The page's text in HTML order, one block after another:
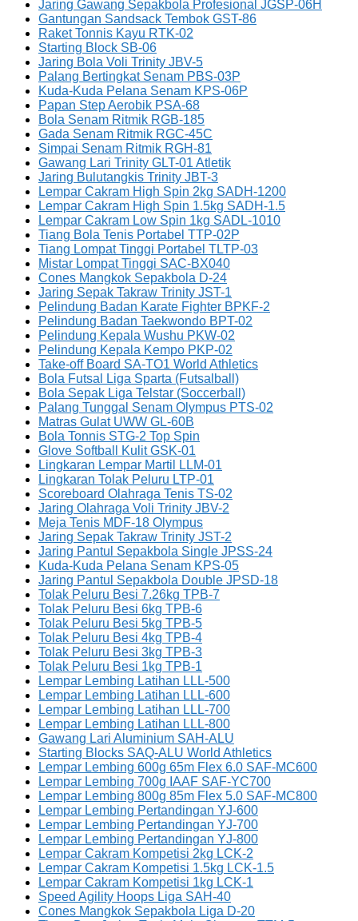
Jaring Gawang Sepakbola Profesional JGSP-06H
Gantungan Sandsack Tembok GST-86
Raket Tonnis Kayu RTK-02
Starting Block SB-06
Jaring Bola Voli Trinity JBV-5
Palang Bertingkat Senam PBS-03P
Kuda-Kuda Pelana Senam KPS-06P
Papan Step Aerobik PSA-68
Bola Senam Ritmik RGB-185
Gada Senam Ritmik RGC-45C
Simpai Senam Ritmik RGH-81
Gawang Lari Trinity GLT-01 Atletik
Jaring Bulutangkis Trinity JBT-3
Lempar Cakram High Spin 2kg SADH-1200
Lempar Cakram High Spin 1.5kg SADH-1.5
Lempar Cakram Low Spin 1kg SADL-1010
Tiang Bola Tenis Portabel TTP-02P
Tiang Lompat Tinggi Portabel TLTP-03
Mistar Lompat Tinggi SAC-BX040
Cones Mangkok Sepakbola D-24
Jaring Sepak Takraw Trinity JST-1
Pelindung Badan Karate Fighter BPKF-2
Pelindung Badan Taekwondo BPT-02
Pelindung Kepala Wushu PKW-02
Pelindung Kepala Kempo PKP-02
Take-off Board SA-TO1 World Athletics
Bola Futsal Liga Sparta (Futsalball)
Bola Sepak Liga Telstar (Soccerball)
Palang Tunggal Senam Olympus PTS-02
Matras Gulat UWW GL-60B
Bola Tonnis STG-2 Top Spin
Glove Softball Kulit GSK-01
Lingkaran Lempar Martil LLM-01
Lingkaran Tolak Peluru LTP-01
Scoreboard Olahraga Tenis TS-02
Jaring Olahraga Voli Trinity JBV-2
Meja Tenis MDF-18 Olympus
Jaring Sepak Takraw Trinity JST-2
Jaring Pantul Sepakbola Single JPSS-24
Kuda-Kuda Pelana Senam KPS-05
Jaring Pantul Sepakbola Double JPSD-18
Tolak Peluru Besi 7.26kg TPB-7
Tolak Peluru Besi 6kg TPB-6
Tolak Peluru Besi 5kg TPB-5
Tolak Peluru Besi 4kg TPB-4
Tolak Peluru Besi 3kg TPB-3
Tolak Peluru Besi 1kg TPB-1
Lempar Lembing Latihan LLL-500
Lempar Lembing Latihan LLL-600
Lempar Lembing Latihan LLL-700
Lempar Lembing Latihan LLL-800
Gawang Lari Aluminium SAH-ALU
Starting Blocks SAQ-ALU World Athletics
Lempar Lembing 600g 65m Flex 6.0 SAF-MC600
Lempar Lembing 700g IAAF SAF-YC700
Lempar Lembing 800g 85m Flex 5.0 SAF-MC800
Lempar Lembing Pertandingan YJ-600
Lempar Lembing Pertandingan YJ-700
Lempar Lembing Pertandingan YJ-800
Lempar Cakram Kompetisi 2kg LCK-2
Lempar Cakram Kompetisi 1.5kg LCK-1.5
Lempar Cakram Kompetisi 1kg LCK-1
Speed Agility Hoops Liga SAH-40
Cones Mangkok Sepakbola Liga D-20